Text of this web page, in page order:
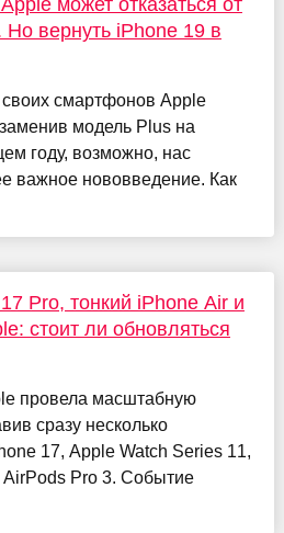
может отказаться от
Но вернуть iPhone 19 в
смартфонов Apple
модель Plus на
году, возможно, нас
важное нововведение. Как
Pro, тонкий iPhone Air и
стоит ли обновляться
провела масштабную
сразу несколько
17, Apple Watch Series 11,
AirPods Pro 3. Событие